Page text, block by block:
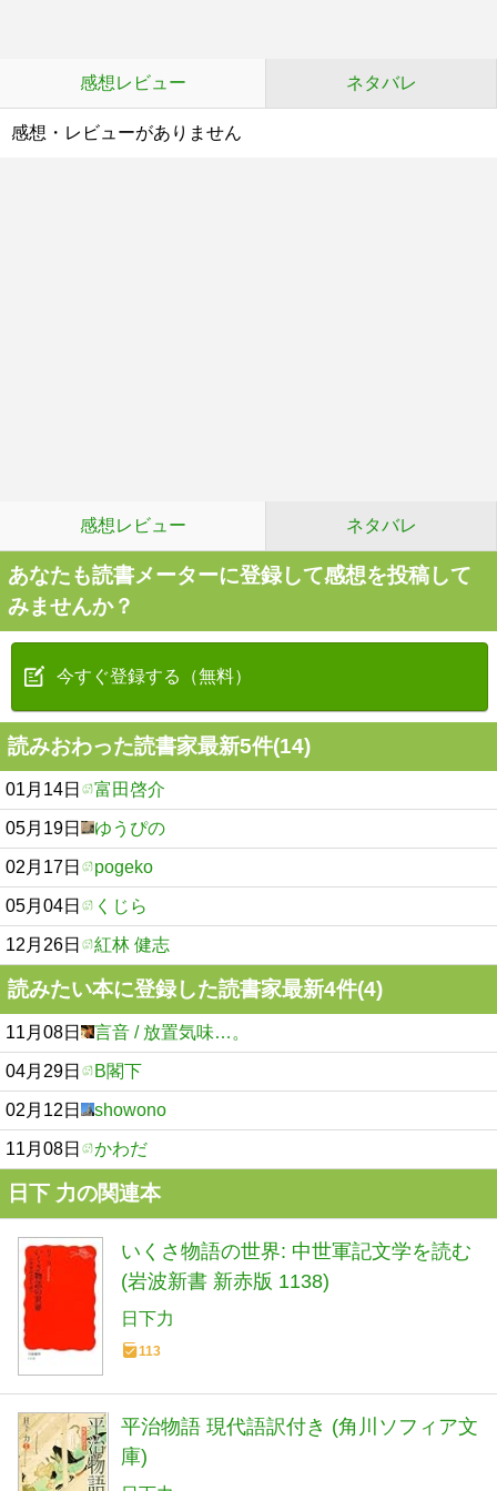
感想レビュー ネタバレ
感想・レビューがありません
感想レビュー ネタバレ
あなたも読書メーターに登録して感想を投稿して
みませんか？
今すぐ登録する（無料）
読みおわった読書家最新5件(14)
01月14日 富田啓介
05月19日 ゆうぴの
02月17日 pogeko
05月04日 くじら
12月26日 紅林 健志
読みたい本に登録した読書家最新4件(4)
11月08日 言音 / 放置気味…。
04月29日 B閣下
02月12日 showono
11月08日 かわだ
日下 力の関連本
いくさ物語の世界: 中世軍記文学を読む
(岩波新書 新赤版 1138)
日下力
113
平治物語 現代語訳付き (角川ソフィア文
庫)